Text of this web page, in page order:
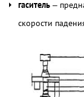
гаситель –
скорости